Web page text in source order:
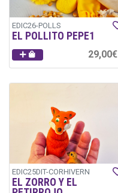
EDIC26-POLLS
EL POLLITO PEPE1
29,00€
EDIC25DIT-CORHIVERN
EL ZORRO Y EL